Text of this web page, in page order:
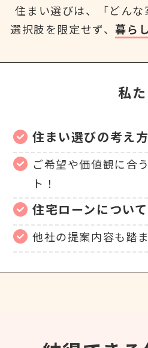
住まい選びは、「どん
選択肢を限定せず、暮ら
私
住まい選びの考え
ご希望や価値観に合
ト！
住宅ローンについ
他社の提案内容も踏